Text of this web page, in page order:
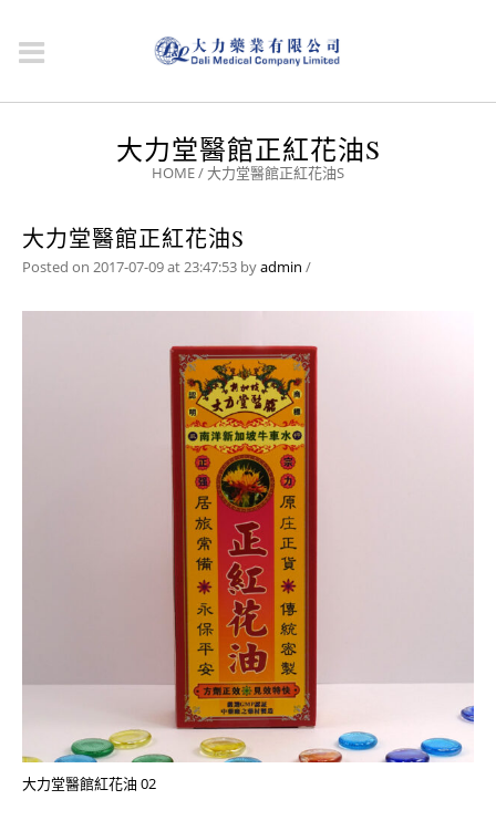
大力堂醫館正紅花油S
HOME/大力堂醫館正紅花油S
大力堂醫館正紅花油S
Posted on 2017-07-09 at 23:47:53 byadmin /
大力堂醫館紅花油 02